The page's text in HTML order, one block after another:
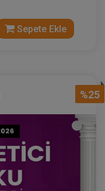
Sepete Ekle
%25